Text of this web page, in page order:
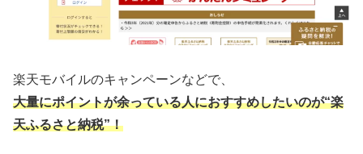
楽天モバイルのキャンペーンなどで、
大量にポイントが余っている人におすすめしたいのが“楽
天ふるさと納税”！